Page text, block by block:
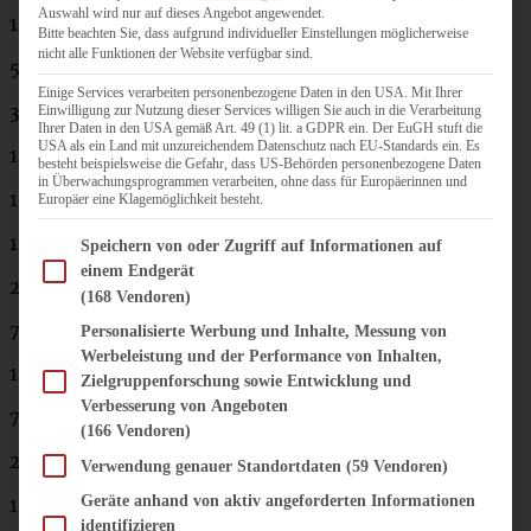
140 g Mehl
50 g Leinsamen
3 EL Reissirup oder Agavendicksaft (ersatzweise Honig )
1/2 TL Backpulver
1/2 TL Zimtpulver
1 Prise Salz
2 reife Bananen, püriert
75 ml
Kokosöl*, geschmolzen
1 Ei, verschlagen
75 ml Buttermilch
2 Tl Vanille-Paste
100 g gehackte Mandeln
Auswahl wird nur auf dieses Angebot angewendet.
Bitte beachten Sie, dass aufgrund individueller Einstellungen möglicherweise
nicht alle Funktionen der Website verfügbar sind.
Einige Services verarbeiten personenbezogene Daten in den USA. Mit Ihrer
Einwilligung zur Nutzung dieser Services willigen Sie auch in die Verarbeitung
Ihrer Daten in den USA gemäß Art. 49 (1) lit. a GDPR ein. Der EuGH stuft die
USA als ein Land mit unzureichendem Datenschutz nach EU-Standards ein. Es
besteht beispielsweise die Gefahr, dass US-Behörden personenbezogene Daten
in Überwachungsprogrammen verarbeiten, ohne dass für Europäerinnen und
Europäer eine Klagemöglichkeit besteht.
Im Folgenden finden Sie eine Liste der Zwecke des IAB Transparency and Consent
Speichern von oder Zugriff auf Informationen auf
einem Endgerät
(168 Vendoren)
Personalisierte Werbung und Inhalte, Messung von
Werbeleistung und der Performance von Inhalten,
Zielgruppenforschung sowie Entwicklung und
Verbesserung von Angeboten
(166 Vendoren)
Verwendung genauer Standortdaten (59 Vendoren)
Geräte anhand von aktiv angeforderten Informationen
identifizieren